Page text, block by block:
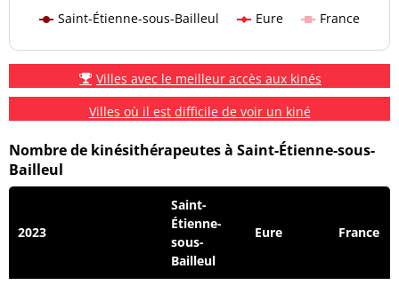
Saint-Étienne-sous-Bailleul Eure France
Villes avec le meilleur accès aux kinés
Villes où il est difficile de voir un kiné
Nombre de kinésithérapeutes à Saint-Étienne-sous-
Bailleul
2023
Saint-
Étienne-
sous-
Bailleul
Eure France